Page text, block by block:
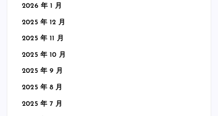
2026 年 1 月
2025 年 12 月
2025 年 11 月
2025 年 10 月
2025 年 9 月
2025 年 8 月
2025 年 7 月